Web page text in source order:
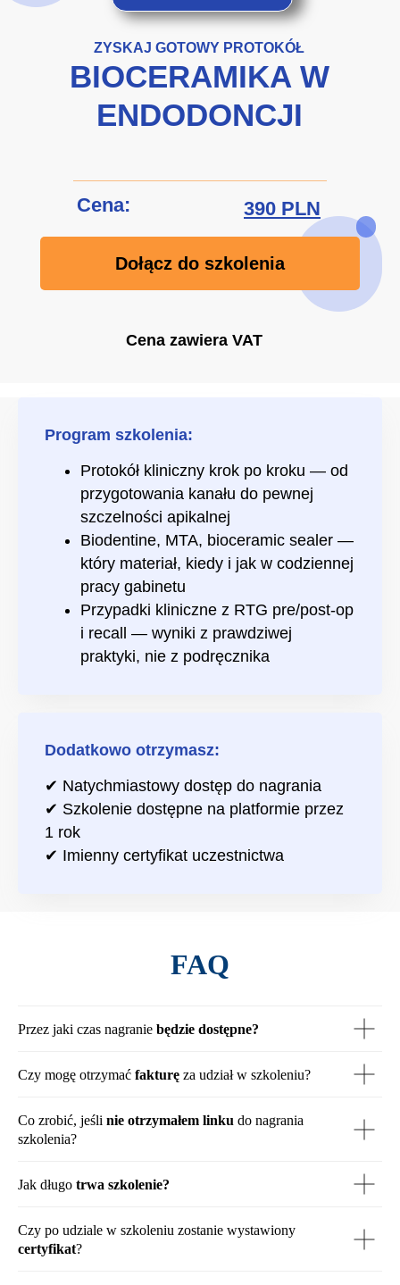
BIOCERAMIKA W
ENDODONCJI
ZYSKAJ GOTOWY PROTOKÓŁ
390 PLN
Cena:
Cena zawiera VAT
Dołącz do szkolenia
Program szkolenia:
Protokół kliniczny krok po kroku — od
przygotowania kanału do pewnej
szczelności apikalnej
Biodentine, MTA, bioceramic sealer —
który materiał, kiedy i jak w codziennej
pracy gabinetu
Przypadki kliniczne z RTG pre/post-op
i recall — wyniki z prawdziwej
praktyki, nie z podręcznika
Dodatkowo otrzymasz:
✔ Natychmiastowy dostęp do nagrania
✔ Szkolenie dostępne na platformie przez
1 rok
✔ Imienny certyfikat uczestnictwa
FAQ
Przez jaki czas nagranie będzie dostępne?
Czy mogę otrzymać fakturę za udział w szkoleniu?
Co zrobić, jeśli nie otrzymałem linku do nagrania
szkolenia?
Jak długo trwa szkolenie?
Czy po udziale w szkoleniu zostanie wystawiony
certyfikat?